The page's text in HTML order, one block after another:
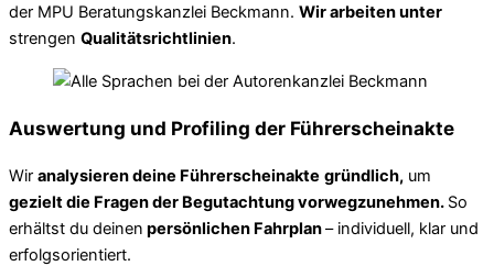
der MPU Beratungskanzlei Beckmann. Wir arbeiten unter
strengen Qualitätsrichtlinien.
Auswertung und Profiling der Führerscheinakte
Wir analysieren deine Führerscheinakte gründlich, um
gezielt die Fragen der Begutachtung vorwegzunehmen. So
erhältst du deinen persönlichen Fahrplan– individuell, klar und
erfolgsorientiert.